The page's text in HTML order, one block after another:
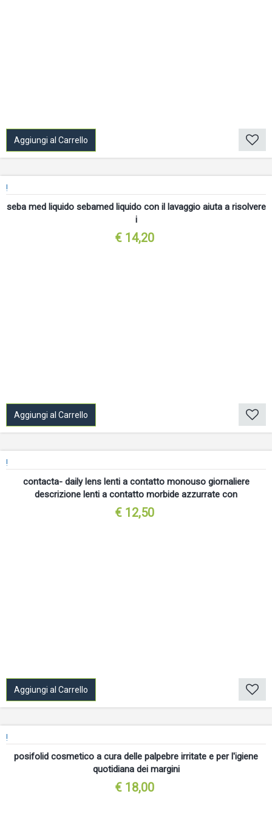
Aggiungi al Carrello
!
seba med liquido sebamed liquido con il lavaggio aiuta a risolvere
i
€ 14,20
Aggiungi al Carrello
!
contacta- daily lens lenti a contatto monouso giornaliere
descrizione lenti a contatto morbide azzurrate con
€ 12,50
Aggiungi al Carrello
!
posifolid cosmetico a cura delle palpebre irritate e per l'igiene
quotidiana dei margini
€ 18,00